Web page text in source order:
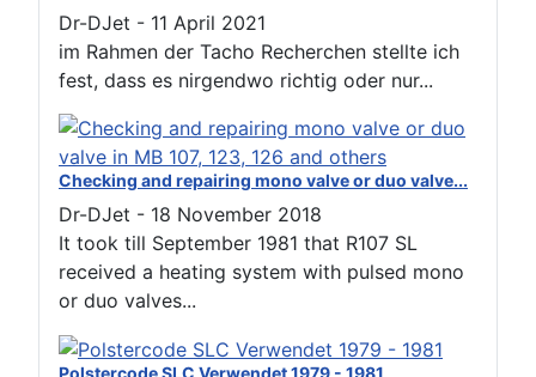
Dr-DJet - 11 April 2021
im Rahmen der Tacho Recherchen stellte ich
fest, dass es nirgendwo richtig oder nur...
Checking and repairing mono valve or duo valve...
Dr-DJet - 18 November 2018
It took till September 1981 that R107 SL
received a heating system with pulsed mono
or duo valves...